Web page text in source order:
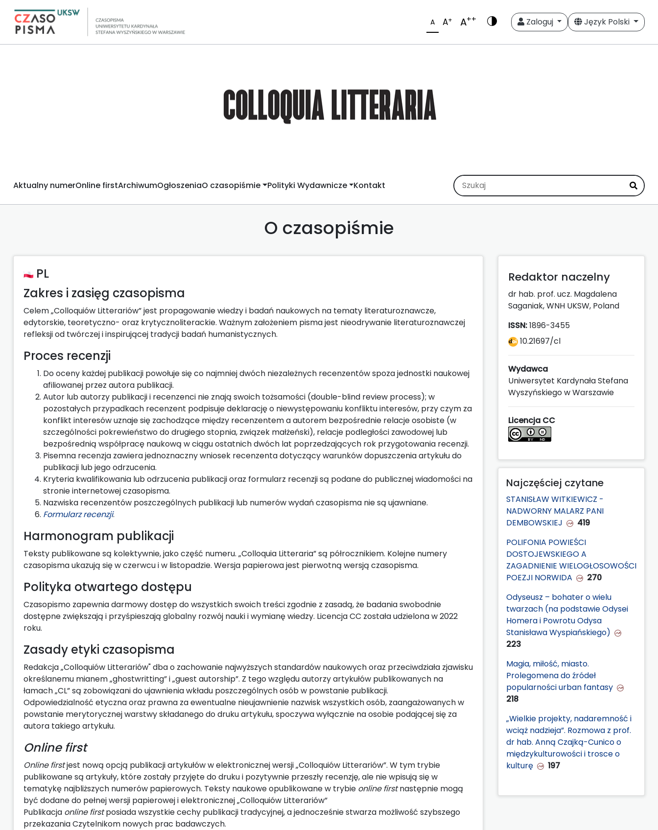
A A+ A++ Zaloguj Język Polski
Aktualny numerOnline firstArchiwumOgłoszeniaO czasopiśmie Polityki Wydawnicze Kontakt
O czasopiśmie
PL
Zakres i zasięg czasopisma
Celem „Colloquiów Litterariów” jest propagowanie wiedzy i badań naukowych na tematy literaturoznawcze,
edytorskie, teoretyczno- oraz krytycznoliterackie. Ważnym założeniem pisma jest nieodrywanie literaturoznawczej
refleksji od twórczej i inspirującej tradycji badań humanistycznych.
Proces recenzji
Do oceny każdej publikacji powołuje się co najmniej dwóch niezależnych recenzentów spoza jednostki naukowej
afiliowanej przez autora publikacji.
Autor lub autorzy publikacji i recenzenci nie znają swoich tożsamości (double-blind review process); w
pozostałych przypadkach recenzent podpisuje deklarację o niewystępowaniu konfliktu interesów, przy czym za
konflikt interesów uznaje się zachodzące między recenzentem a autorem bezpośrednie relacje osobiste (w
szczególności pokrewieństwo do drugiego stopnia, związek małżeński), relacje podległości zawodowej lub
bezpośrednią współpracę naukową w ciągu ostatnich dwóch lat poprzedzających rok przygotowania recenzji.
Pisemna recenzja zawiera jednoznaczny wniosek recenzenta dotyczący warunków dopuszczenia artykułu do
publikacji lub jego odrzucenia.
Kryteria kwalifikowania lub odrzucenia publikacji oraz formularz recenzji są podane do publicznej wiadomości na
stronie internetowej czasopisma.
Nazwiska recenzentów poszczególnych publikacji lub numerów wydań czasopisma nie są ujawniane.
Formularz recenzji.
Harmonogram publikacji
Teksty publikowane są kolektywnie, jako część numeru. „Colloquia Litteraria” są półrocznikiem. Kolejne numery
czasopisma ukazują się w czerwcu i w listopadzie. Wersja papierowa jest pierwotną wersją czasopisma.
Polityka otwartego dostępu
Czasopismo zapewnia darmowy dostęp do wszystkich swoich treści zgodnie z zasadą, że badania swobodnie
dostępne zwiększają i przyśpieszają globalny rozwój nauki i wymianę wiedzy. Licencja CC została udzielona w 2022
roku.
Zasady etyki czasopisma
Redakcja „Colloquiów Litterariów" dba o zachowanie najwyższych standardów naukowych oraz przeciwdziała zjawisku
określanemu mianem „ghostwritting” i „guest autorship”. Z tego względu autorzy artykułów publikowanych na
łamach „CL” są zobowiązani do ujawnienia wkładu poszczególnych osób w powstanie publikacji.
Odpowiedzialność etyczna oraz prawna za ewentualne nieujawnienie nazwisk wszystkich osób, zaangażowanych w
powstanie merytorycznej warstwy składanego do druku artykułu, spoczywa wyłącznie na osobie podającej się za
autora takiego artykułu.
Online first
Online firstjest nową opcją publikacji artykułów w elektronicznej wersji „Colloquiów Litterariów”. W tym trybie
publikowane są artykuły, które zostały przyjęte do druku i pozytywnie przeszły recenzję, ale nie wpisują się w
tematykę najbliższych numerów papierowych. Teksty naukowe opublikowane w trybie online firstnastępnie mogą
być dodane do pełnej wersji papierowej i elektronicznej „Colloquiów Litterariów”
Publikacja online firstposiada wszystkie cechy publikacji tradycyjnej, a jednocześnie stwarza możliwość szybszego
przekazania Czytelnikom nowych prac badawczych.
Redaktor naczelny
dr hab. prof. ucz. Magdalena
Saganiak, WNH UKSW, Poland
ISSN:1896-3455
10.21697/cl
Wydawca
Uniwersytet Kardynała Stefana
Wyszyńskiego w Warszawie
Licencja CC
Najczęściej czytane
STANISŁAW WITKIEWICZ -
NADWORNY MALARZ PANI
DEMBOWSKIEJ
419
POLIFONIA POWIEŚCI
DOSTOJEWSKIEGO A
ZAGADNIENIE WIELOGŁOSOWOŚCI
POEZJI NORWIDA
270
Odyseusz – bohater o wielu
twarzach (na podstawie Odysei
Homera i Powrotu Odysa
Stanisława Wyspiańskiego)
223
Magia, miłość, miasto.
Prolegomena do źródeł
popularności urban fantasy
218
„Wielkie projekty, nadaremność i
wciąż nadzieja”. Rozmowa z prof.
dr hab. Anną Czajką-Cunico o
międzykulturowości i trosce o
kulturę
197